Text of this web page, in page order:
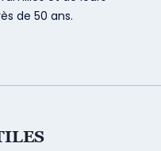
de 50 ans.